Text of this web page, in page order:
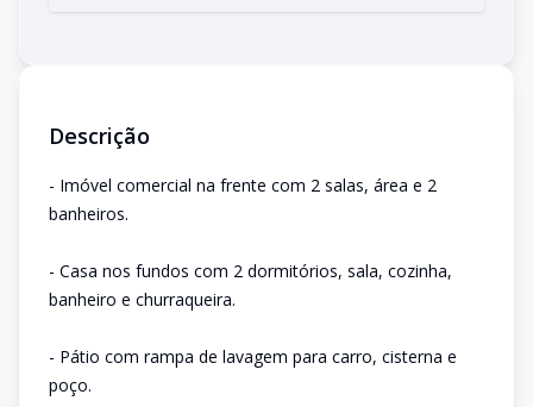
Descrição
- Imóvel comercial na frente com 2 salas, área e 2
banheiros.
- Casa nos fundos com 2 dormitórios, sala, cozinha,
banheiro e churraqueira.
- Pátio com rampa de lavagem para carro, cisterna e
poço.